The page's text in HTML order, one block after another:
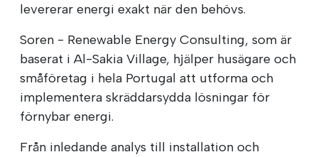
levererar energi exakt när den behövs.
Soren - Renewable Energy Consulting, som är
baserat i Al-Sakia Village, hjälper husägare och
småföretag i hela Portugal att utforma och
implementera skräddarsydda lösningar för
förnybar energi.
Från inledande analys till installation och